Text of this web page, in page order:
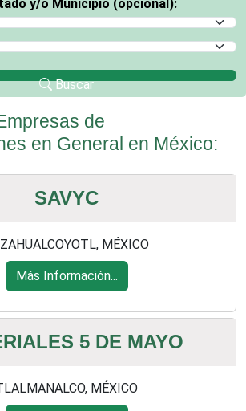
y/o Municipio (opcional):
Buscar
de
en General en México:
SAVYC
MÉXICO
Más Información...
5 DE MAYO
MÉXICO